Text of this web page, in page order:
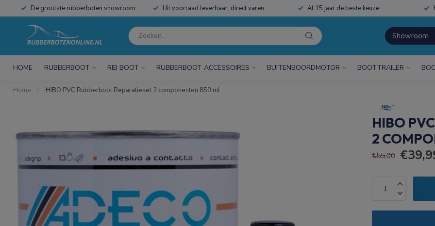
De grootste rubberboten showroom Uit voorraad leverbaar, direct varen Al 15 jaar de beste keuze
Showroom
HOME RUBBERBOOT RIB BOOT RUBBERBOOT ACCESSOIRES BUITENBOORDMOTOR BOOTTRAILER
Home / HIBO PVC Rubberboot Reparatieset 2 componenten 850 ml
HIBO
2
€55,00